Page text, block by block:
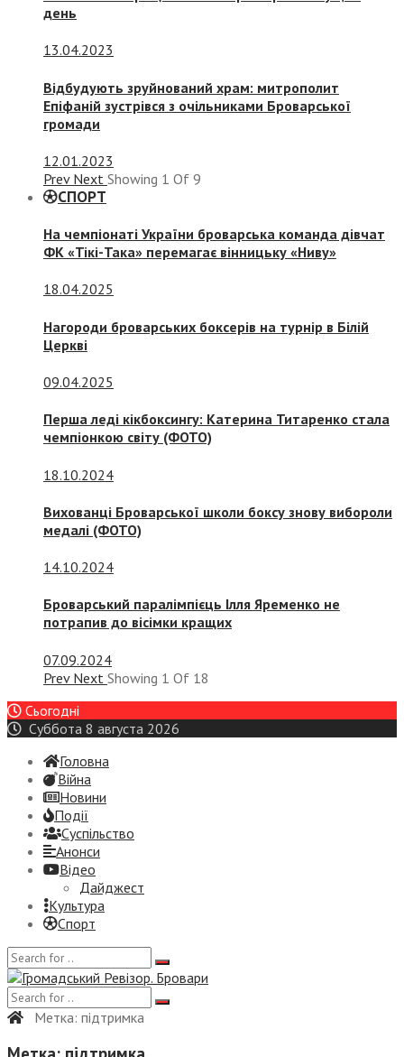
день
13.04.2023
Відбудують зруйнований храм: митрополит
Епіфаній зустрівся з очільниками Броварської
громади
12.01.2023
Prev Next Showing 1 Of 9
СПОРТ
На чемпіонаті України броварська команда дівчат
ФК «Тікі-Така» перемагає вінницьку «Ниву»
18.04.2025
Нагороди броварських боксерів на турнір в Білій
Церкві
09.04.2025
Перша леді кікбоксингу: Катерина Титаренко стала
чемпіонкою світу (ФОТО)
18.10.2024
Вихованці Броварської школи боксу знову вибороли
медалі (ФОТО)
14.10.2024
Броварський паралімпієць Ілля Яременко не
потрапив до вісімки кращих
07.09.2024
Prev Next Showing 1 Of 18
Сьогодні
Суббота 8 августа 2026
Головна
Війна
Новини
Події
Суспiльство
Анонси
Відео
Дайджест
Культура
Спорт
Метка: підтримка